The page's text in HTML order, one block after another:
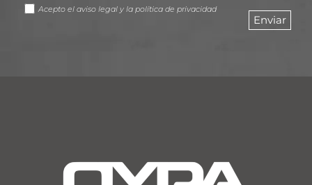
Acepto el aviso legal y la política de privacidad